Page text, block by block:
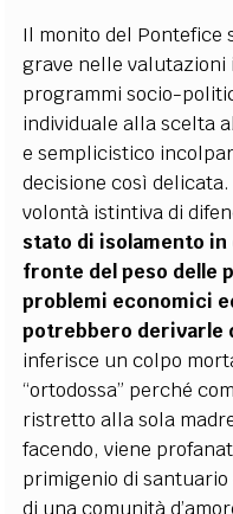
Il monito del Pontefice
grave nelle valutazioni
programmi socio-
individuale alla scelta
e semplicistico
decisione così
volontà istintiva di
stato di isolamento
fronte del peso delle
problemi economici
potrebbero derivarle
inferisce un colpo
“ortodossa” perché
ristretto alla sola
facendo, viene
primigenio di
di una comunità